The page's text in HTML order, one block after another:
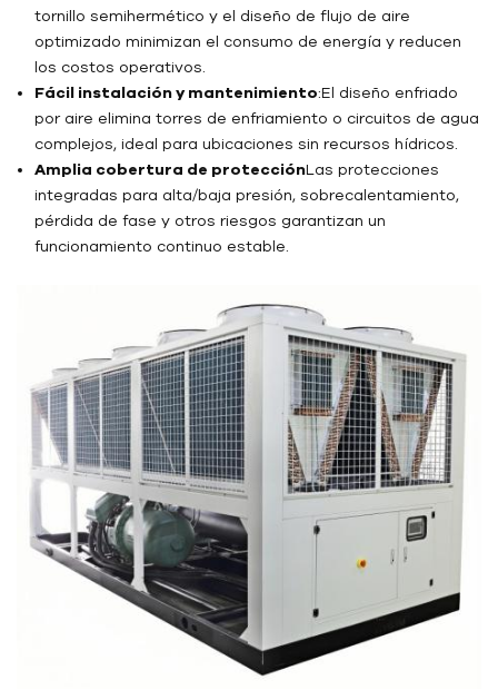
tornillo semihermético y el diseño de flujo de aire
optimizado minimizan el consumo de energía y reducen
los costos operativos.
Fácil instalación y mantenimiento:El diseño enfriado
por aire elimina torres de enfriamiento o circuitos de agua
complejos, ideal para ubicaciones sin recursos hídricos.
Amplia cobertura de protecciónLas protecciones
integradas para alta/baja presión, sobrecalentamiento,
pérdida de fase y otros riesgos garantizan un
funcionamiento continuo estable.